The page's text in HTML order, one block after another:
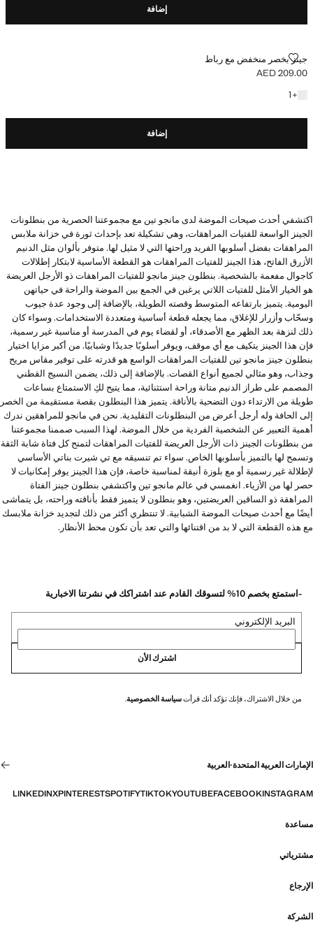
إضافة
جينز بخصر منخفض مع رباط
جينز بخصر منخفض مع رباط
السعر الحالي [AED 209.00 ]
AED 209.00
+
1
+ لون آخر
إضافة
اكتشفي أحدث صيحات الموضة لدى مانجو تين مع مجموعتنا الحصرية من بنطلونات
الجينز الواسعة للفتيات المراهقات، وهي تشكيلة تعد بإحداث ثورة في خزانة ملابس
المراهقات بفضل أسلوبها الفريد وراحتها التي لا مثيل لها. متوفر بألوان مثل الدنيم
الأزرق الفاتح، هذا الجينز للفتيات المراهقات هو القطعة الأساسية لابتكار إطلالات
كاجوال مفعمة بالشخصية. بنطلون جينز مانجو للفتيات المراهقات ذو الأرجل العريضة
هو الخيار الأمثل للفتيات اللاتي يرغبن في الجمع بين الموضة والراحة في حياتهن
اليومية. يتميز بارتفاعه المتوسط وقصته الطويلة، بالإضافة إلى وجود عدة جيوب
وسحّاب وأزرار للإغلاق، مما يجعله قطعة أساسية ومتعددة الاستخدامات. وسواء كان
ذلك لنزهة بعد الظهر مع الأصدقاء، أو لقضاء يوم في المدرسة أو مناسبة غير رسمية،
فإن هذا الجينز يتكيف مع أي موقف، ويوفر أسلوبًا جديدًا وشبابيًا. من أكبر مزايا اختيار
بنطلون جينز مانجو تين للفتيات المراهقات الواسع هو قدرته على توفير مقاس مريح
وجذاب، وهو مثالي لجميع أنواع القصات. بالإضافة إلى ذلك، يضمن النسيج القطني
المصمم على طراز الدنيم متانة وراحة استثنائية، مما يتيح لكِ الاستمتاع بساعات
طويلة من الارتداء دون التضحية بالأناقة. يتميز هذا البنطلون بقصة مستقيمة من الخصر
إلى الحافة وله أرجل أعرض من البنطلونات التقليدية. نحن في مانجو للمراهقين ندرك
أهمية التعبير عن الشخصية الفردية من خلال الموضة. لهذا السبب صممنا مجموعتنا
من بنطلونات الجينز ذات الأرجل العريضة للفتيات المراهقات لتمنح كل فتاة شابة الثقة
وتسمح لها بالتميز بأسلوبها الخاص. سواء تم تنسيقه مع تي شيرت بناتي الأساسي
لإطلالة غير رسمية أو مع بلوزة أنيقة لمناسبة خاصة، فإن هذا الجينز يوفر إمكانيات لا
حصر لها من الأزياء. انغمسي في عالم مانجو تين واكتشفي بنطلون جينز الفتاة
المراهقة ذو الساقين العريضتين، وهو بنطلون لا يتميز فقط بأناقته وراحته، بل يتماشى
أيضًا مع أحدث صيحات الموضة الشبابية. لا تنتظري أكثر من ذلك لتجديد خزانة ملابسك
مع هذه القطعة التي لا بد من اقتنائها والتي تعد بأن تكون محط الأنظار.
-استمتع بخصم 10% لتسوقك القادم عند اشتراكك في نشرتنا الاخبارية
البريد الإلكتروني
اشترك الأن
من خلال الاشتراك، فإنك تؤكد أنك قرأتسياسة الخصوصية.
الإمارات العربية المتحدة·العربية
INSTAGRAM
FACEBOOK
YOUTUBE
TIKTOK
SPOTIFY
PINTEREST
X
LINKEDIN
مساعدة
مشترياتي
الإرجاع
الشركة